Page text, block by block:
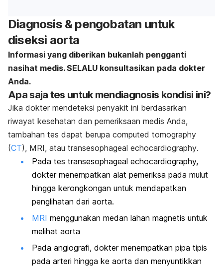
Diagnosis & pengobatan untuk
diseksi aorta
Informasi yang diberikan bukanlah pengganti
nasihat medis. SELALU konsultasikan pada dokter
Anda.
Apa saja tes untuk mendiagnosis kondisi ini?
Jika dokter mendeteksi penyakit ini berdasarkan
riwayat kesehatan dan pemeriksaan medis Anda,
tambahan tes dapat berupa computed tomography
(CT), MRI, atau transesophageal echocardiography.
Pada tes transesophageal echocardiography,
dokter menempatkan alat pemeriksa pada mulut
hingga kerongkongan untuk mendapatkan
penglihatan dari aorta.
MRI menggunakan medan lahan magnetis untuk
melihat aorta
Pada angiografi, dokter menempatkan pipa tipis
pada arteri hingga ke aorta dan menyuntikkan